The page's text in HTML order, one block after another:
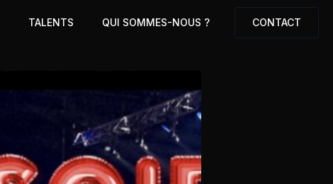
TALENTS QUI SOMMES-NOUS ? CONTACT